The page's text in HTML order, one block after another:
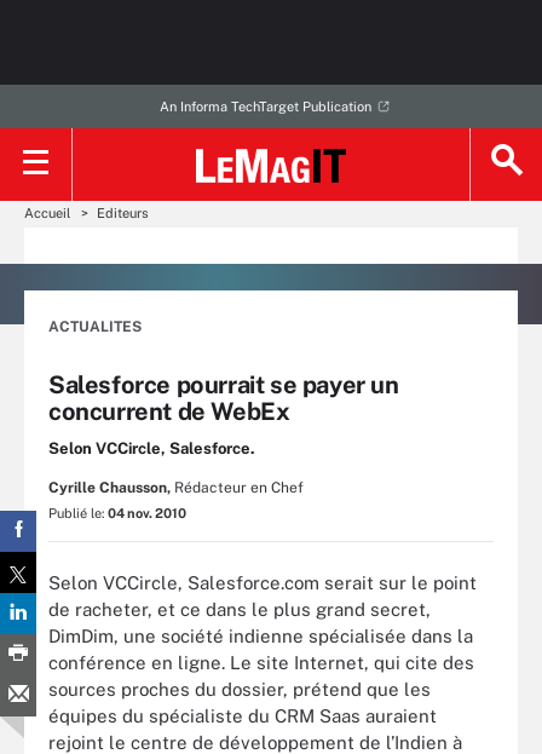
An Informa TechTarget Publication
Accueil Editeurs
ACTUALITES
Salesforce pourrait se payer un
concurrent de WebEx
Selon VCCircle, Salesforce.
Cyrille Chausson, Rédacteur en Chef
Publié le: 04 nov. 2010
Selon VCCircle, Salesforce.com serait sur le point
de racheter, et ce dans le plus grand secret,
DimDim, une société indienne spécialisée dans la
conférence en ligne. Le site Internet, qui cite des
sources proches du dossier, prétend que les
équipes du spécialiste du CRM Saas auraient
rejoint le centre de développement de l’Indien à